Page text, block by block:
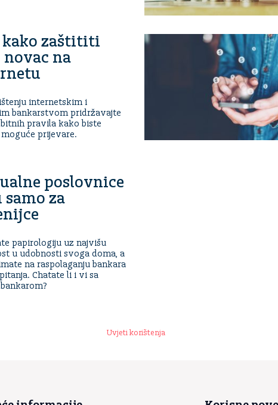
kako zaštititi
novac na
internetskim i
bankarstvom pridržavajte
bitnih pravila kako biste
prijevare.
poslovnice
samo za
papirologiju uz najvišu
u udobnosti svoga doma, a
na raspolaganju bankara
Chatate li i vi sa
Uvjeti korištenja